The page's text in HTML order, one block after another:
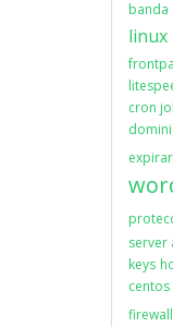
banda
linux
cron
expirar
server
keys
centos
firewall